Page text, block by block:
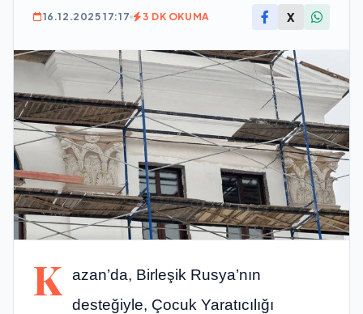
16.12.2025 17:17 3 DK OKUMA X
K azan’da, Birleşik Rusya’nın
desteğiyle, Çocuk Yaratıcılığı